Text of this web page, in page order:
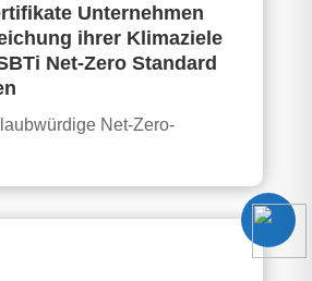
Unternehmen
ihrer Klimaziele
Net-Zero Standard
Net-Zero-